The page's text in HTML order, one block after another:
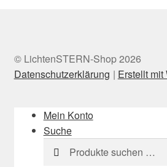
© LichtenSTERN-Shop 2026
Datenschutzerklärung
Erstellt
Mein Konto
Suche
Suchen
nach:
Suchen